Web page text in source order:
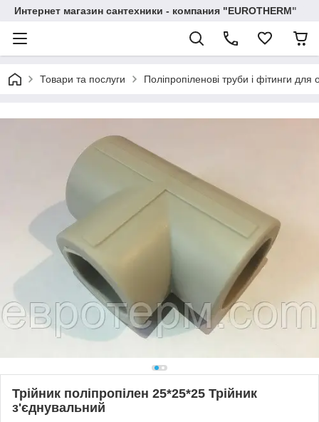
Интернет магазин сантехники - компания "EUROTHERM"
Товари та послуги Поліпропіленові труби і фітинги
Трійник поліпропілен 25*25*25 Трійник
з'єднувальний